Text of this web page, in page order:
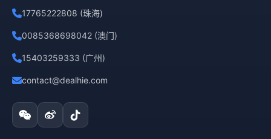
17765222808 (珠海)
0085368698042 (澳门)
15403259333 (广州)
contact@dealhie.com